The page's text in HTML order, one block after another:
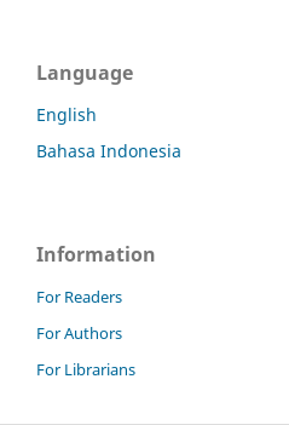
Language
English
Bahasa Indonesia
Information
For Readers
For Authors
For Librarians